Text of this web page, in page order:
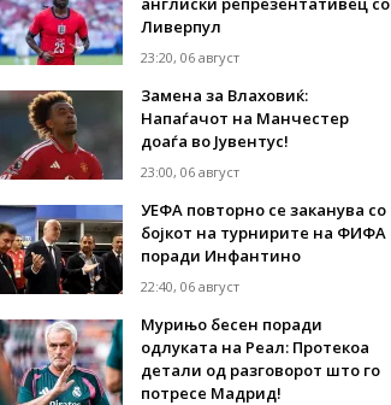
Ливерпул
23:20, 06 август
Замена за Влаховиќ:
Напаѓачот на Манчестер
доаѓа во Јувентус!
23:00, 06 август
УЕФА повторно се заканува со
бојкот на турнирите на ФИФА
поради Инфантино
22:40, 06 август
Мурињо бесен поради
одлуката на Реал: Протекоа
детали од разговорот што го
потресе Мадрид!